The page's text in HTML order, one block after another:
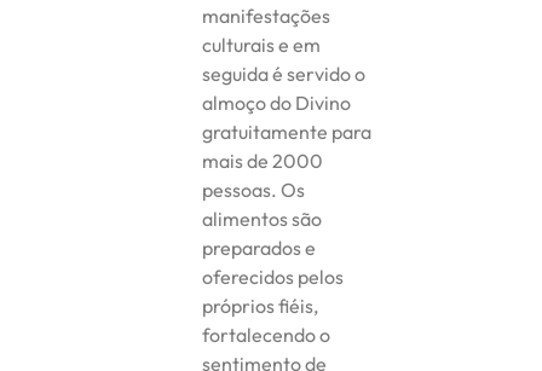
manifestações
culturais e em
seguida é servido o
almoço do Divino
gratuitamente para
mais de 2000
pessoas. Os
alimentos são
preparados e
oferecidos pelos
próprios fiéis,
fortalecendo o
sentimento de